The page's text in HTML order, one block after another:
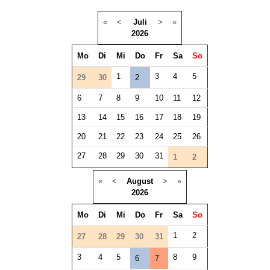
« <
Juli
2026
> »
Mo Di Mi Do Fr Sa So
29 30 1 2 3 4 5
6 7 8 9 10 11 12
13 14 15 16 17 18 19
20 21 22 23 24 25 26
27 28 29 30 31 1 2
« <
August
2026
> »
Mo Di Mi Do Fr Sa So
27 28 29 30 31 1 2
3 4 5 6 7 8 9